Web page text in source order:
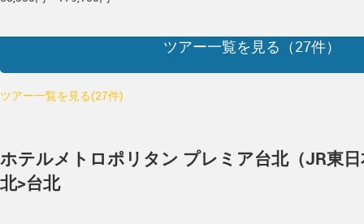
ツアー一覧を見る（27件）
ツアー一覧を見る(27件)
ホテルメトロポリタン プレミア台北（JR東
北>台北